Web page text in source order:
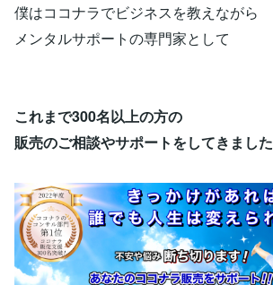
僕はココナラでビジネスを教えながら
メンタルサポートの専門家として
これまで300名以上の方の
販売のご相談やサポートをしてきました